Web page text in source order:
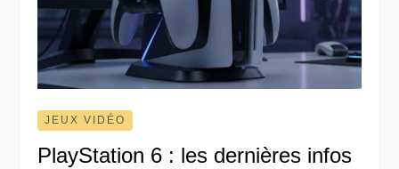
JEUX VIDÉO
PlayStation 6 : les dernières infos